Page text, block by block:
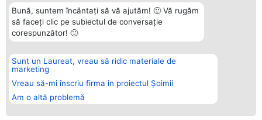
Bună, suntem încântați să vă ajutăm! 🙂 Vă rugăm
să faceți clic pe subiectul de conversație
corespunzător! 🙂
Sunt un Laureat, vreau să ridic materiale de
marketing
Vreau să-mi înscriu firma in proiectul Șoimii
Am o altă problemă
Organizator Ranking
BRIGHT SOLUTIONS BR SRL
Aleea Timisul De Sus 2 Bl. A30
Sc. A Et. 4 Ap. 13 Cod 061952
București
CUI 36737675
Plebiscyt
Lista Tuturor
Laureaților
Statut
Contact